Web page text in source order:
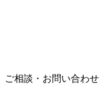
ご相談・お問い合わせ